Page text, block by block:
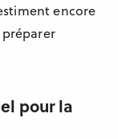
encore
pour la